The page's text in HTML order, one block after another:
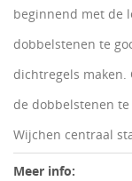
beginnend met de
dobbelstenen te
dichtregels
de dobbelstenen
Wijchen centraal
Meer info: